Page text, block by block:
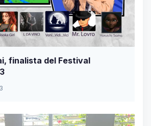
finalista del Festival